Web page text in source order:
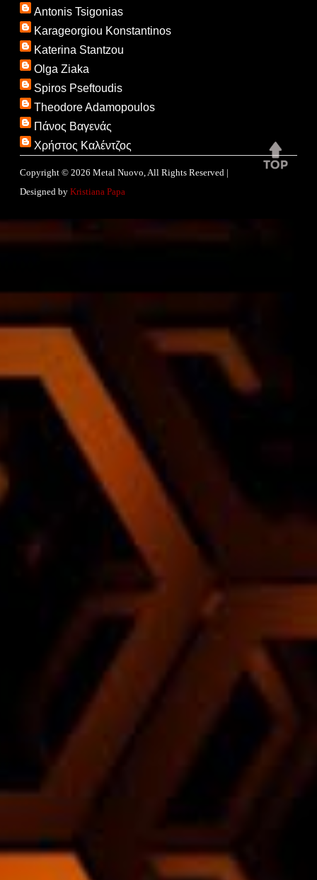
Antonis Tsigonias
Karageorgiou Konstantinos
Katerina Stantzou
Olga Ziaka
Spiros Pseftoudis
Theodore Adamopoulos
Πάνος Βαγενάς
Χρήστος Καλέντζος
Copyright © 2026 Metal Nuovo, All Rights Reserved |
Designed by Kristiana Papa